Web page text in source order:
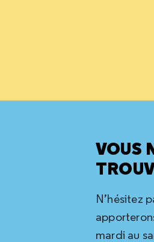
VOUS
N’hésitez
mardi au